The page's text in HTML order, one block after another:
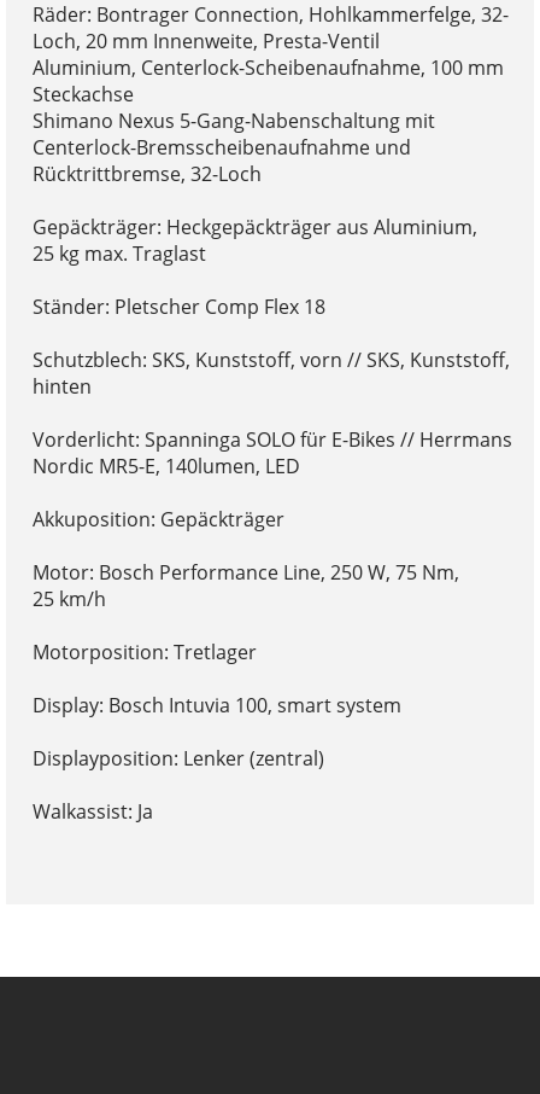
Räder: Bontrager Connection, Hohlkammerfelge, 32-
Loch, 20 mm Innenweite, Presta-Ventil
Aluminium, Centerlock-Scheibenaufnahme, 100 mm
Steckachse
Shimano Nexus 5-Gang-Nabenschaltung mit
Centerlock-Bremsscheibenaufnahme und
Rücktrittbremse, 32-Loch
Gepäckträger: Heckgepäckträger aus Aluminium,
25 kg max. Traglast
Ständer: Pletscher Comp Flex 18
Schutzblech: SKS, Kunststoff, vorn // SKS, Kunststoff,
hinten
Vorderlicht: Spanninga SOLO für E-Bikes // Herrmans
Nordic MR5-E, 140lumen, LED
Akkuposition: Gepäckträger
Motor: Bosch Performance Line, 250 W, 75 Nm,
25 km/h
Motorposition: Tretlager
Display: Bosch Intuvia 100, smart system
Displayposition: Lenker (zentral)
Walkassist: Ja